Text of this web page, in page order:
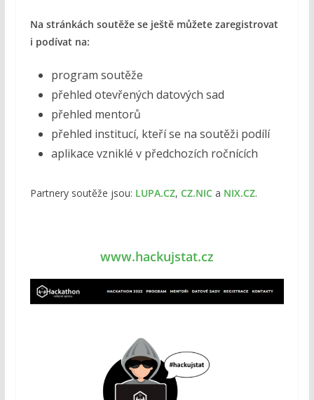
Na stránkách soutěže se ještě můžete zaregistrovat
i podívat na:
program soutěže
přehled otevřených datových sad
přehled mentorů
přehled institucí, kteří se na soutěži podílí
aplikace vzniklé v předchozích ročnících
Partnery soutěže jsou: LUPA.CZ, CZ.NICa NIX.CZ.
www.hackujstat.cz